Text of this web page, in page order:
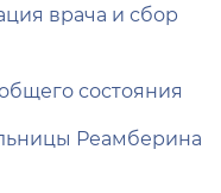
врача и сбор
состояния
Реамберина